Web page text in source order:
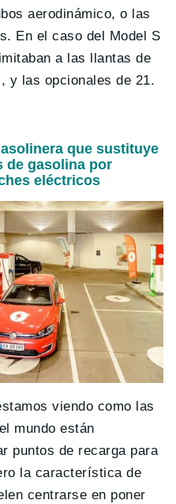
aerodinámico, o las
En el caso del Model S
a las llantas de
y las opcionales de 21.
que sustituye
de gasolina por
eléctricos
viendo como las
mundo están
puntos de recarga para
la característica de
centrarse en poner